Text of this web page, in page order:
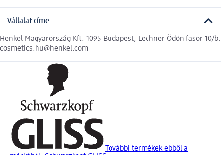
Vállalat címe
Henkel Magyarország Kft. 1095 Budapest, Lechner Ödön fasor 10/b.
cosmetics.hu@henkel.com
További termékek ebből a